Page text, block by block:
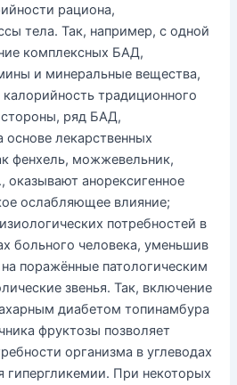
рациона,
тела. Так, например, с одной
комплексных БАД,
и минеральные вещества,
калорийность традиционного
ряд БАД,
основе лекарственных
фенхель, можжевельник,
оказывают анорексигенное
ослабляющее влияние;
потребностей в
больного человека, уменьшив
поражённые патологическим
звенья. Так, включение
диабетом топинамбура
фруктозы позволяет
организма в углеводах
гипергликемии. При некоторых